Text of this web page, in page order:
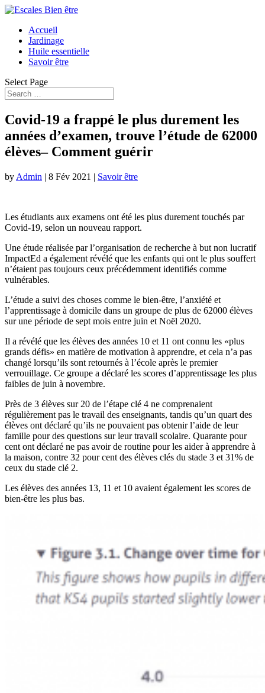
Accueil
Jardinage
Huile essentielle
Savoir être
Select Page
Covid-19 a frappé le plus durement les
années d’examen, trouve l’étude de 62000
élèves– Comment guérir
by Admin | 8 Fév 2021 | Savoir être
Les étudiants aux examens ont été les plus durement touchés par
Covid-19, selon un nouveau rapport.
Une étude réalisée par l’organisation de recherche à but non lucratif
ImpactEd a également révélé que les enfants qui ont le plus souffert
n’étaient pas toujours ceux précédemment identifiés comme
vulnérables.
L’étude a suivi des choses comme le bien-être, l’anxiété et
l’apprentissage à domicile dans un groupe de plus de 62000 élèves
sur une période de sept mois entre juin et Noël 2020.
Il a révélé que les élèves des années 10 et 11 ont connu les «plus
grands défis» en matière de motivation à apprendre, et cela n’a pas
changé lorsqu’ils sont retournés à l’école après le premier
verrouillage. Ce groupe a déclaré les scores d’apprentissage les plus
faibles de juin à novembre.
Près de 3 élèves sur 20 de l’étape clé 4 ne comprenaient
régulièrement pas le travail des enseignants, tandis qu’un quart des
élèves ont déclaré qu’ils ne pouvaient pas obtenir l’aide de leur
famille pour des questions sur leur travail scolaire. Quarante pour
cent ont déclaré ne pas avoir de routine pour les aider à apprendre à
la maison, contre 32 pour cent des élèves clés du stade 3 et 31% de
ceux du stade clé 2.
Les élèves des années 13, 11 et 10 avaient également les scores de
bien-être les plus bas.